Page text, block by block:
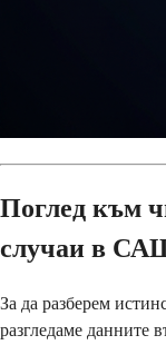
Поглед към
случаи в
За да разберем
разгледаме данните